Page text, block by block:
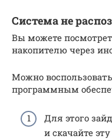
Система не
Вы можете
накопителю через
Можно
программным
Для этого
и скачайте